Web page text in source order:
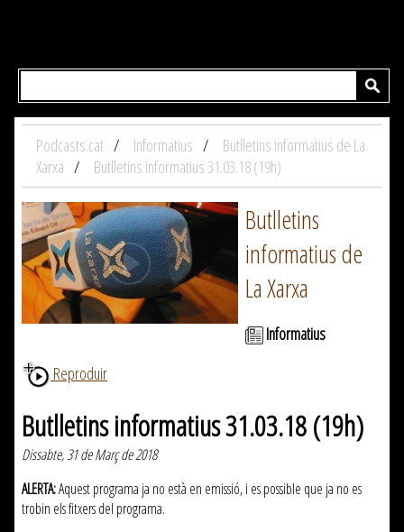
Podcasts.cat Informatius
Butlletins informatius de La
Xarxa
Butlletins informatius 31.03.18 (19h)
Butlletins
informatius de
La Xarxa
Informatius
Reproduir
Butlletins informatius 31.03.18 (19h)
Dissabte, 31 de Març de 2018
ALERTA:Aquest programa ja no està en emissió, i es possible que ja no es
trobin els fitxers del programa.